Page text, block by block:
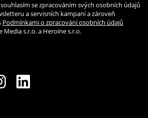
se zpracováním svých osobních údajů
a servisních kampaní a zároveň
Podmínkami o zpracování osobních údajů
Media s.r.o. a Heroine s.r.o.